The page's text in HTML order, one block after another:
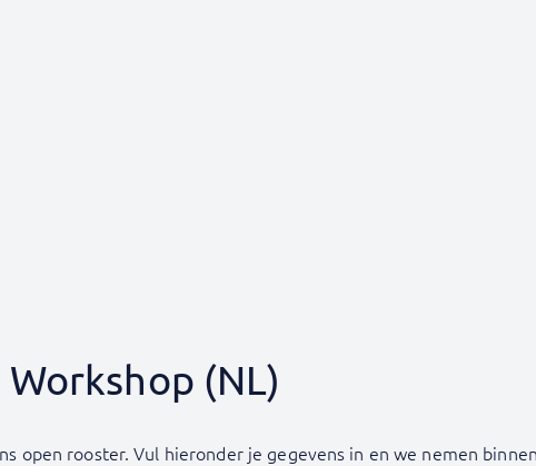
Workshop (NL)
open rooster. Vul hieronder je gegevens in en we nemen